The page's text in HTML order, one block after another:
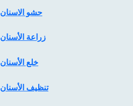
حشو الاسنان
زراعة الأسنان
خلع الأسنان
تنظيف الأسنان